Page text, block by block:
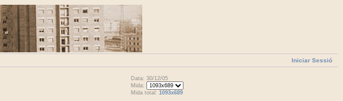
Iniciar Sessió
Data: 30/12/05
Mida:
Mida total: 1093x689